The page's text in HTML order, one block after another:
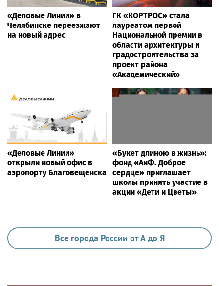
«Деловые Линии» в
Челябинске переезжают
на новый адрес
ГК «КОРТРОС» стала
лауреатом первой
Национальной премии в
области архитектуры и
градостроительства за
проект района
«Академический»
«Деловые Линии»
открыли новый офис в
аэропорту Благовещенска
«Букет длиною в жизнь»:
фонд «АиФ. Доброе
сердце» приглашает
школы принять участие в
акции «Дети и Цветы»
Все города России от А до Я